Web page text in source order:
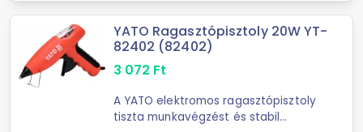
YATO Ragasztópisztoly 20W YT-
82402 (82402)
3 072 Ft
A YATO elektromos ragasztópisztoly
tiszta munkavégzést és stabil